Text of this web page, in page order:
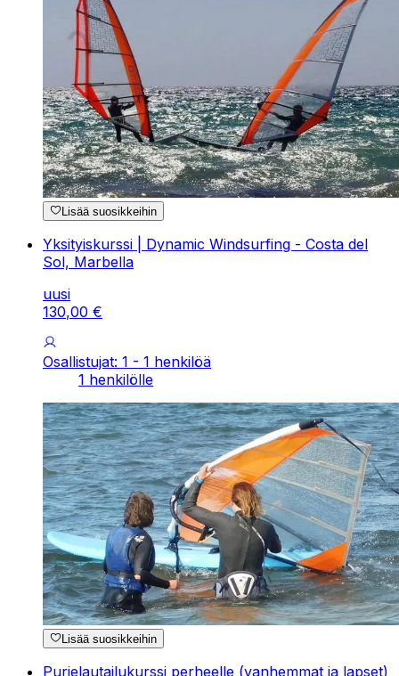
Lisää suosikkeihin
Yksityiskurssi | Dynamic Windsurfing - Costa del
Sol, Marbella
uusi
130,00 €
Osallistujat: 1 - 1 henkilöä
1 henkilölle
Lisää suosikkeihin
Purjelautailukurssi perheelle (vanhemmat ja lapset)